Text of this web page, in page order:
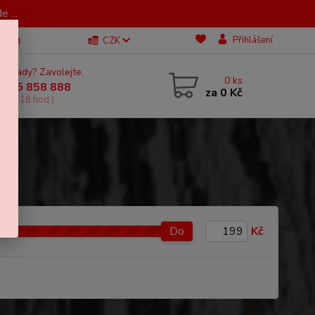
...
Blog CZK Přihlášení
si rady? Zavolejte.
605 858 888
11-18 hod.)
0 ks
za 0 Kč
Do Kč